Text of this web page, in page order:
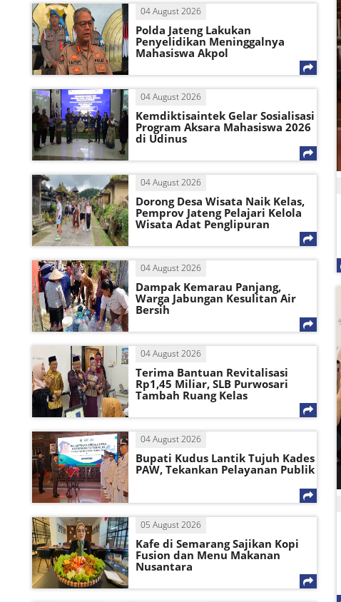
04 August 2026
Polda Jateng Lakukan
Penyelidikan Meninggalnya
Mahasiswa Akpol
04 August 2026
Kemdiktisaintek Gelar Sosialisasi
Program Aksara Mahasiswa 2026
di Udinus
04 August 2026
Dorong Desa Wisata Naik Kelas,
Pemprov Jateng Pelajari Kelola
Wisata Adat Penglipuran
04 August 2026
Dampak Kemarau Panjang,
Warga Jabungan Kesulitan Air
Bersih
04 August 2026
Terima Bantuan Revitalisasi
Rp1,45 Miliar, SLB Purwosari
Tambah Ruang Kelas
04 August 2026
Bupati Kudus Lantik Tujuh Kades
PAW, Tekankan Pelayanan Publik
05 August 2026
Kafe di Semarang Sajikan Kopi
Fusion dan Menu Makanan
Nusantara